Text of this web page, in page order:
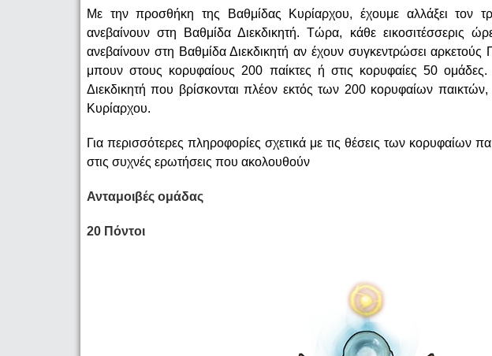
Με την προσθήκη της Βαθμίδας Κυρίαρχου, έχουμε αλλάξει τον
ανεβαίνουν στη Βαθμίδα Διεκδικητή. Τώρα, κάθε εικοσιτέσσερις
ανεβαίνουν στη Βαθμίδα Διεκδικητή αν έχουν συγκεντρώσει
μπουν στους κορυφαίους 200 παίκτες ή στις κορυφαίες 50 ομάδες.
Διεκδικητή που βρίσκονται πλέον εκτός των 200 κορυφαίων
Κυρίαρχου.
Για περισσότερες πληροφορίες σχετικά με τις θέσεις των κορυφαίων
στις συχνές ερωτήσεις που ακολουθούν
Ανταμοιβές ομάδας
20 Πόντοι